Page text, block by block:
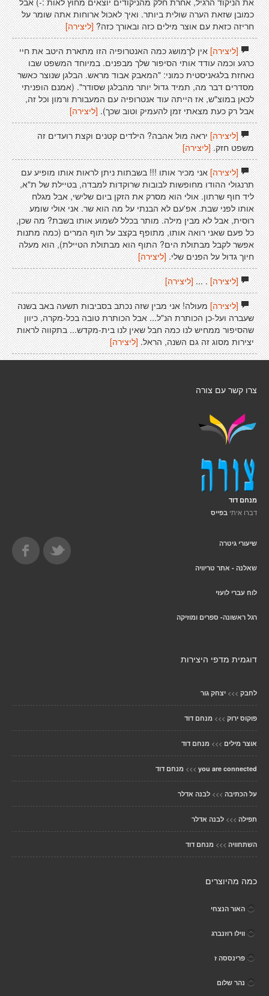
כמובן שזאת הערה שולית ביותר. ואיך לאכול ארוחות אתה שומר על
חריזה כזאת עם אוצר מילים כזה ובאורך כזה?[ליצירה]
[ליצירה]אין לךמושג כמה האנטרופיה הזו מתארת היטב את חיי
כרגע וכמה עודד אותי הסיפור שלך מבפנים. במיוחד המשפט שבו
נאחזת בלגאניסטית כמוני: "המאבק אבוד מראש. הבלגן שנוצר כאשר
מסדרים דבר מה, תמיד גדול יותר מהבלגן שסודר". (אמנם הופניתי
לכאן במוצ"ש, אז הייתה עוד אנטרופיה עם המעבורת ורמון וכל זה,
אבל רק כעת מצאתי זמן להעמיק וטוב שכך).[ליצירה]
[ליצירה]יראה מול אהבה? הילדים קטנים וקצת רועדים זה
משפט חזק. [ליצירה]
[ליצירה]אני מכיר אותו !!! בשבתות ניתן לראות אותו מופיע עם
תרנגולי ההודו מחופשות לבובות שרוקדות למבדה, בטיילת של ת"א,
ליד חוף שרתון. אולי הוא מסרק את הזקן ביום שלישי, אבל מגלח
אותו לפני שבת. אפ'עם לא הבנתי על מה הוא שר. אני אולי שומע
רוסית, אבל לא מבין מילה. מותר בכלל לשמוע אותו בשבת? מה שכן,
כל פעם שאני רואה אותו, מתופף בקצב על תוף המרים (כמה מתנות
אפשר לקבל מבתולת הים? התוף הוא מבתולת הטיילת), הוא מעלה
חיוך גדול על הפנים שלי.[ליצירה]
[ליצירה]. ... [ליצירה]
[ליצירה]מעולה! אני מבין שזה נכתב בסביבות תשעה באב בשנה
שעברה ועל-כן הכותרת הנ"ל... אבל הכותרת טובה בכל-מקרה, כיוון
שהסיפור ממחיש לנו כמה חבל שאין לנו בית-מקדש... בתקווה לראות
יצירות מסוג זה גם השנה, הראל. [ליצירה]
צרו קשר עם צורה
מנחם דוד
דברו איתי בפייס
שיעורי גיטרה
שאלנה - אתר טריוויה
לוח עברי לועזי
רגל ראשונה- ספרים ומוזיקה
דוגמית מדפי היצירות
לחבק >>> יצחק גור
פוקוס ירוק >>> מנחם דוד
אוצר מילים >>> מנחם דוד
you are connected
>>> מנחם דוד
על הכתיבה >>> לבנה אדלר
תפילה >>> לבנה אדלר
השתחוויה >>> מנחם דוד
כמה מהיוצרים
האור הנצחי
ווילו רוזנברג
פרינססה ז
נהר שלום